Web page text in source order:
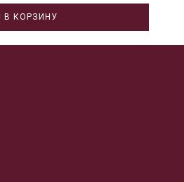
В КОРЗИНУ